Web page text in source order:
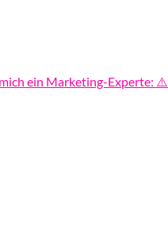
ein Marketing-Experte: ⚠️